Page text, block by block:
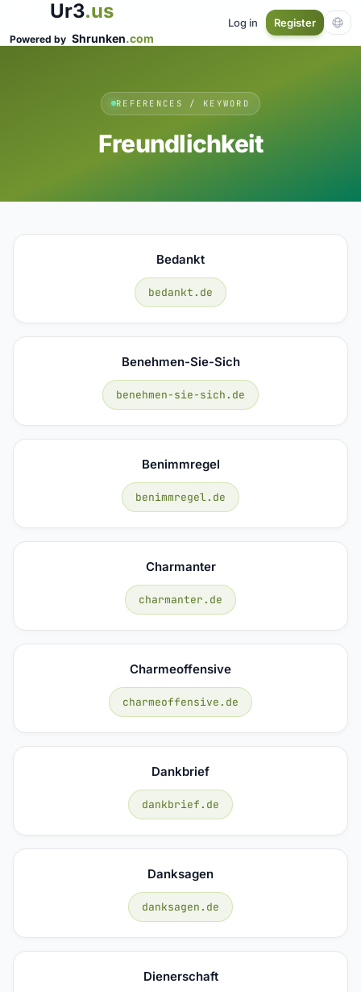
Ur3.us
Powered by Shrunken.com
Log in Register
REFERENCES / KEYWORD
Freundlichkeit
Bedankt
bedankt.de
Benehmen-Sie-Sich
benehmen-sie-sich.de
Benimmregel
benimmregel.de
Charmanter
charmanter.de
Charmeoffensive
charmeoffensive.de
Dankbrief
dankbrief.de
Danksagen
danksagen.de
Dienerschaft